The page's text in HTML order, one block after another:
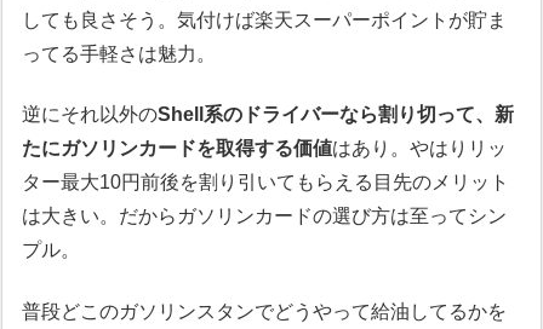
しても良さそう。気付けば楽天スーパーポイントが貯ま
ってる手軽さは魅力。
逆にそれ以外のShell系のドライバーなら割り切って、新
たにガソリンカードを取得する価値はあり。やはりリッ
ター最大10円前後を割り引いてもらえる目先のメリット
は大きい。だからガソリンカードの選び方は至ってシン
プル。
普段どこのガソリンスタンでどうやって給油してるかを